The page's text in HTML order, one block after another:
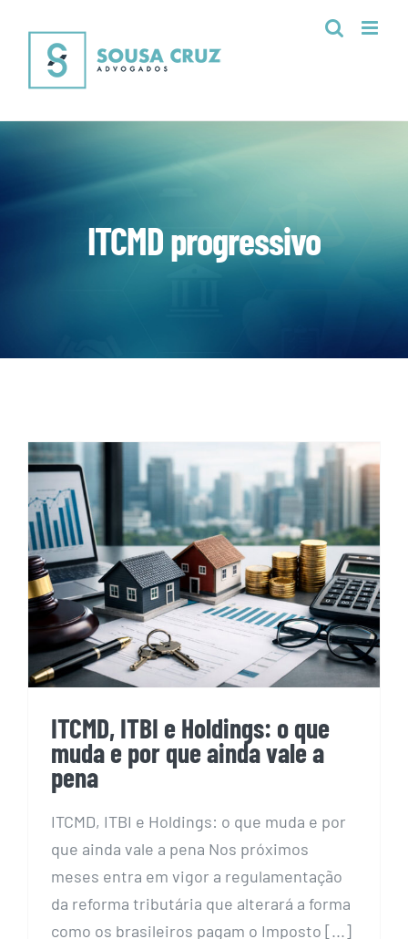
para
conteúdo
ITCMD progressivo
ITCMD, ITBI e Holdings: o que
muda e por que ainda vale a
pena
ITCMD, ITBI e Holdings: o que
muda e por que ainda vale a
pena
ITCMD, ITBI e Holdings: o que muda e por
que ainda vale a pena Nos próximos
meses entra em vigor a regulamentação
da reforma tributária que alterará a forma
como os brasileiros pagam o Imposto [...]